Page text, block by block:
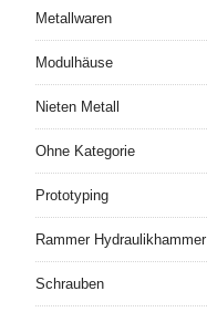
Metallwaren
Modulhäuse
Nieten Metall
Ohne Kategorie
Prototyping
Rammer Hydraulikhammer
Schrauben